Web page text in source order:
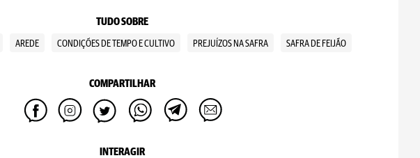
TUDO SOBRE
AREDE CONDIÇÕES DE TEMPO E CULTIVO PREJUÍZOS NA SAFRA SAFRA DE FEIJÃO
COMPARTILHAR
INTERAGIR